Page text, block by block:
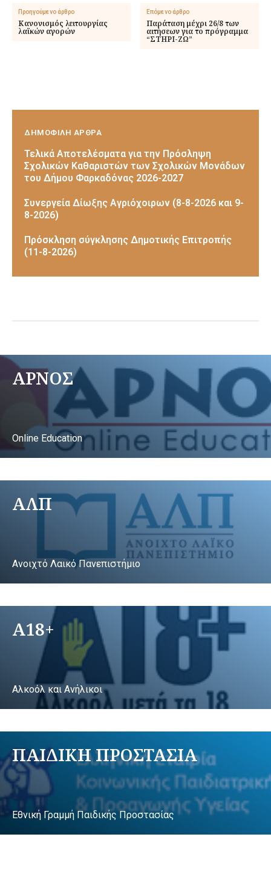
Προηγούμενο άρθρο
Κανονισμός λειτουργίας
λαϊκών αγορών
Επόμενο άρθρο
Παράταση μέχρι 26/8 των
αιτήσεων για το πρόγραμμα
“ΣΤΗΡΙ-ΖΩ”
ΔΗΜΟΦΙΛΗ ΑΡΘΡΑ
Τελικά Αποτελέσματα για την Πρόσληψη
Σχολικών Καθαριστών των Σχολικών Μονάδων
του Δήμου Φαρκαδόνας 2026-2027
Συνεργεία Δίωξης Αγριόχοιρων (8-8-2026 και 9-
8-2026)
Πρόσκληση σύγκλησης Δημοτικής Επιτροπής
(11-8-2026)
ΑΡΝΟΣ
Online Education
ΑΛΠ
Ανοιχτό Λαικό Πανεπιστήμιο
A18+
Αλκοόλ και Ανήλικοι
ΠΑΙΔΙΚΗ ΠΡΟΣΤΑΣΙΑ
Εθνική Γραμμή Παιδικής Προστασίας